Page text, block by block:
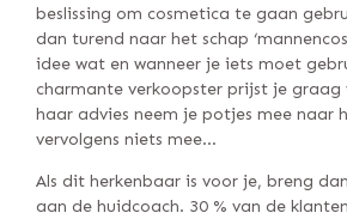
beslissing om cosmetica te gaan
dan turend naar het schap
idee wat en wanneer je iets moet
charmante verkoopster prijst je graag
haar advies neem je potjes mee naar
vervolgens niets mee…
Als dit herkenbaar is voor je, breng
aan de huidcoach. 30 % van de